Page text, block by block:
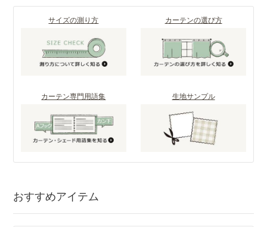
サイズの測り方 カーテンの選び方
カーテン専門用語集 生地サンプル
おすすめアイテム